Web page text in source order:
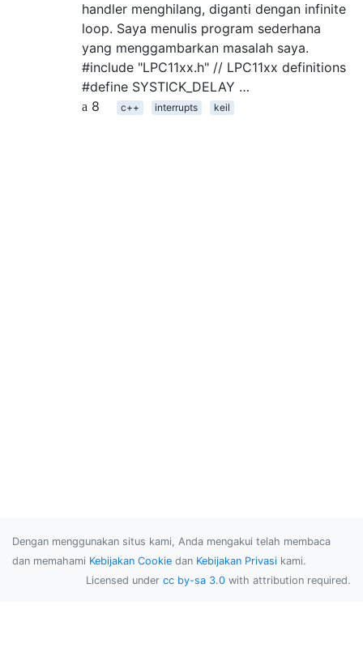
handler menghilang, diganti dengan infinite
loop. Saya menulis program sederhana
yang menggambarkan masalah saya.
#include "LPC11xx.h" // LPC11xx definitions
#define SYSTICK_DELAY …
8
c++ interrupts keil
Dengan menggunakan situs kami, Anda mengakui telah membaca
dan memahami Kebijakan Cookie dan Kebijakan Privasi kami.
Licensed under cc by-sa 3.0 with attribution required.